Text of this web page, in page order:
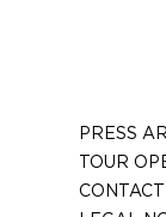
PRESS
TOUR
CONTACT